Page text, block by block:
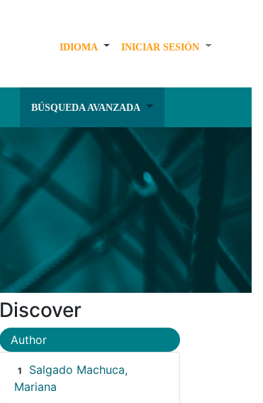
IDIOMA INICIAR SESIÓN
BÚSQUEDA AVANZADA
Discover
Author
1
Salgado Machuca,
Mariana